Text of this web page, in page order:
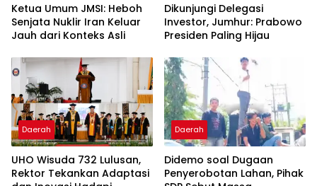
Ketua Umum JMSI: Heboh
Senjata Nuklir Iran Keluar
Jauh dari Konteks Asli
Dikunjungi Delegasi
Investor, Jumhur: Prabowo
Presiden Paling Hijau
Daerah
UHO Wisuda 732 Lulusan,
Rektor Tekankan Adaptasi
Daerah
Didemo soal Dugaan
Penyerobotan Lahan, Pihak